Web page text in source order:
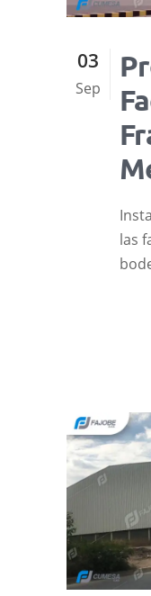
03
Sep
las